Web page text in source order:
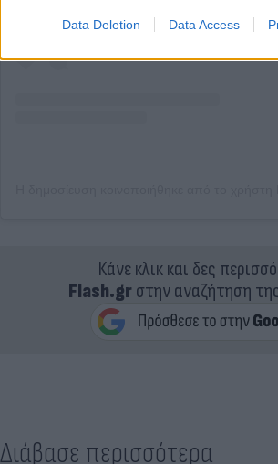
Data Deletion Data Access
Κάνε κλικ και δες
Flash.grστην αναζήτηση
Διάβασε περισσότερα